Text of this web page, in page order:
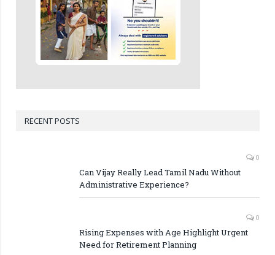
RECENT POSTS
0
Can Vijay Really Lead Tamil Nadu Without
Administrative Experience?
0
Rising Expenses with Age Highlight Urgent
Need for Retirement Planning